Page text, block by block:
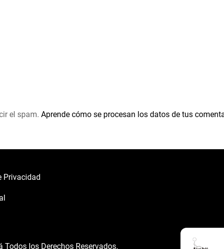
el spam. Aprende cómo se procesan los datos de tus
Privacidad
Todos los Derechos Reservados.